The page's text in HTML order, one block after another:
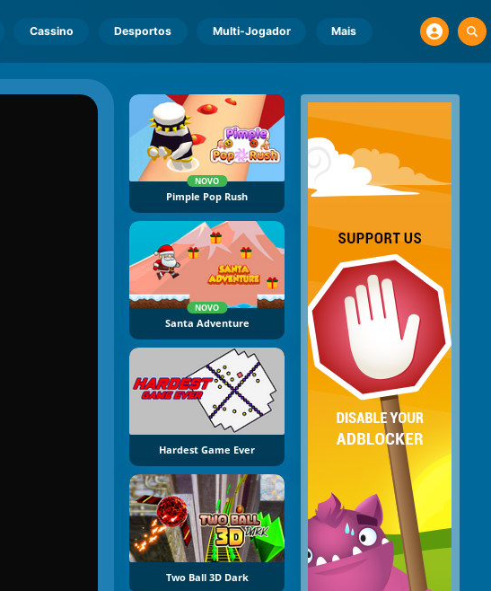
Cassino Desportos Multi-Jogador Mais
NOVO
Pimple Pop Rush
NOVO
Santa Adventure
Hardest Game Ever
Two Ball 3D Dark